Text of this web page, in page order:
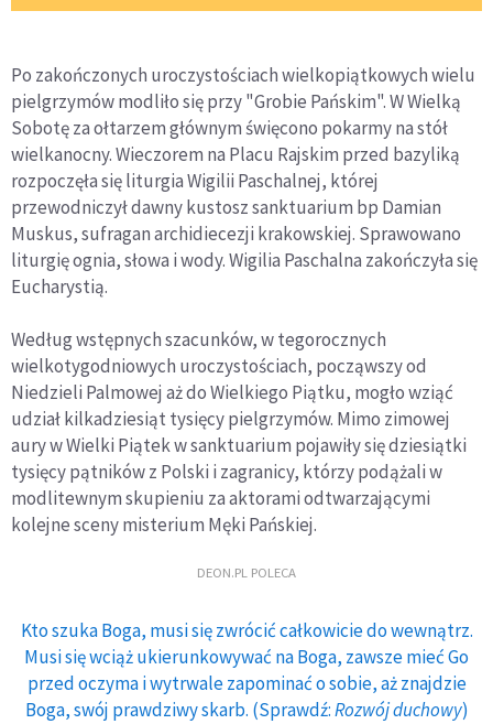
Po zakończonych uroczystościach wielkopiątkowych wielu
pielgrzymów modliło się przy "Grobie Pańskim". W Wielką
Sobotę za ołtarzem głównym święcono pokarmy na stół
wielkanocny. Wieczorem na Placu Rajskim przed bazyliką
rozpoczęła się liturgia Wigilii Paschalnej, której
przewodniczył dawny kustosz sanktuarium bp Damian
Muskus, sufragan archidiecezji krakowskiej. Sprawowano
liturgię ognia, słowa i wody. Wigilia Paschalna zakończyła się
Eucharystią.
Według wstępnych szacunków, w tegorocznych
wielkotygodniowych uroczystościach, począwszy od
Niedzieli Palmowej aż do Wielkiego Piątku, mogło wziąć
udział kilkadziesiąt tysięcy pielgrzymów. Mimo zimowej
aury w Wielki Piątek w sanktuarium pojawiły się dziesiątki
tysięcy pątników z Polski i zagranicy, którzy podążali w
modlitewnym skupieniu za aktorami odtwarzającymi
kolejne sceny misterium Męki Pańskiej.
DEON.PL POLECA
Kto szuka Boga, musi się zwrócić całkowicie do wewnątrz.
Musi się wciąż ukierunkowywać na Boga, zawsze mieć Go
przed oczyma i wytrwale zapominać o sobie, aż znajdzie
Boga, swój prawdziwy skarb. (Sprawdź:Rozwój duchowy)